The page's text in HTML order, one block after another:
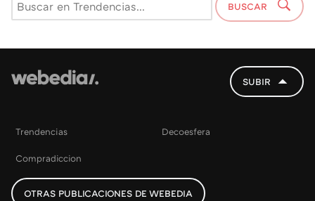
BUSCAR
SUBIR
Trendencias Decoesfera
Compradiccion
OTRAS PUBLICACIONES DE WEBEDIA